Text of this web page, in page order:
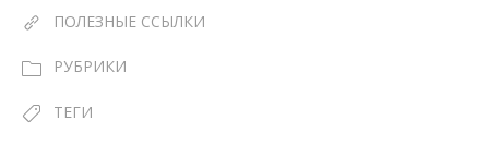
ПОЛЕЗНЫЕ ССЫЛКИ
РУБРИКИ
ТЕГИ